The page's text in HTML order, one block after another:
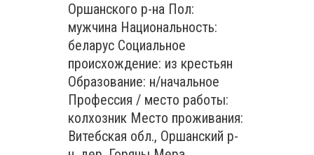
Оршанского р-на Пол:
мужчина Национальность:
беларус Социальное
происхождение: из крестьян
Образование: н/начальное
Профессия / место работы:
колхозник Место проживания:
Витебская обл., Оршанский р-